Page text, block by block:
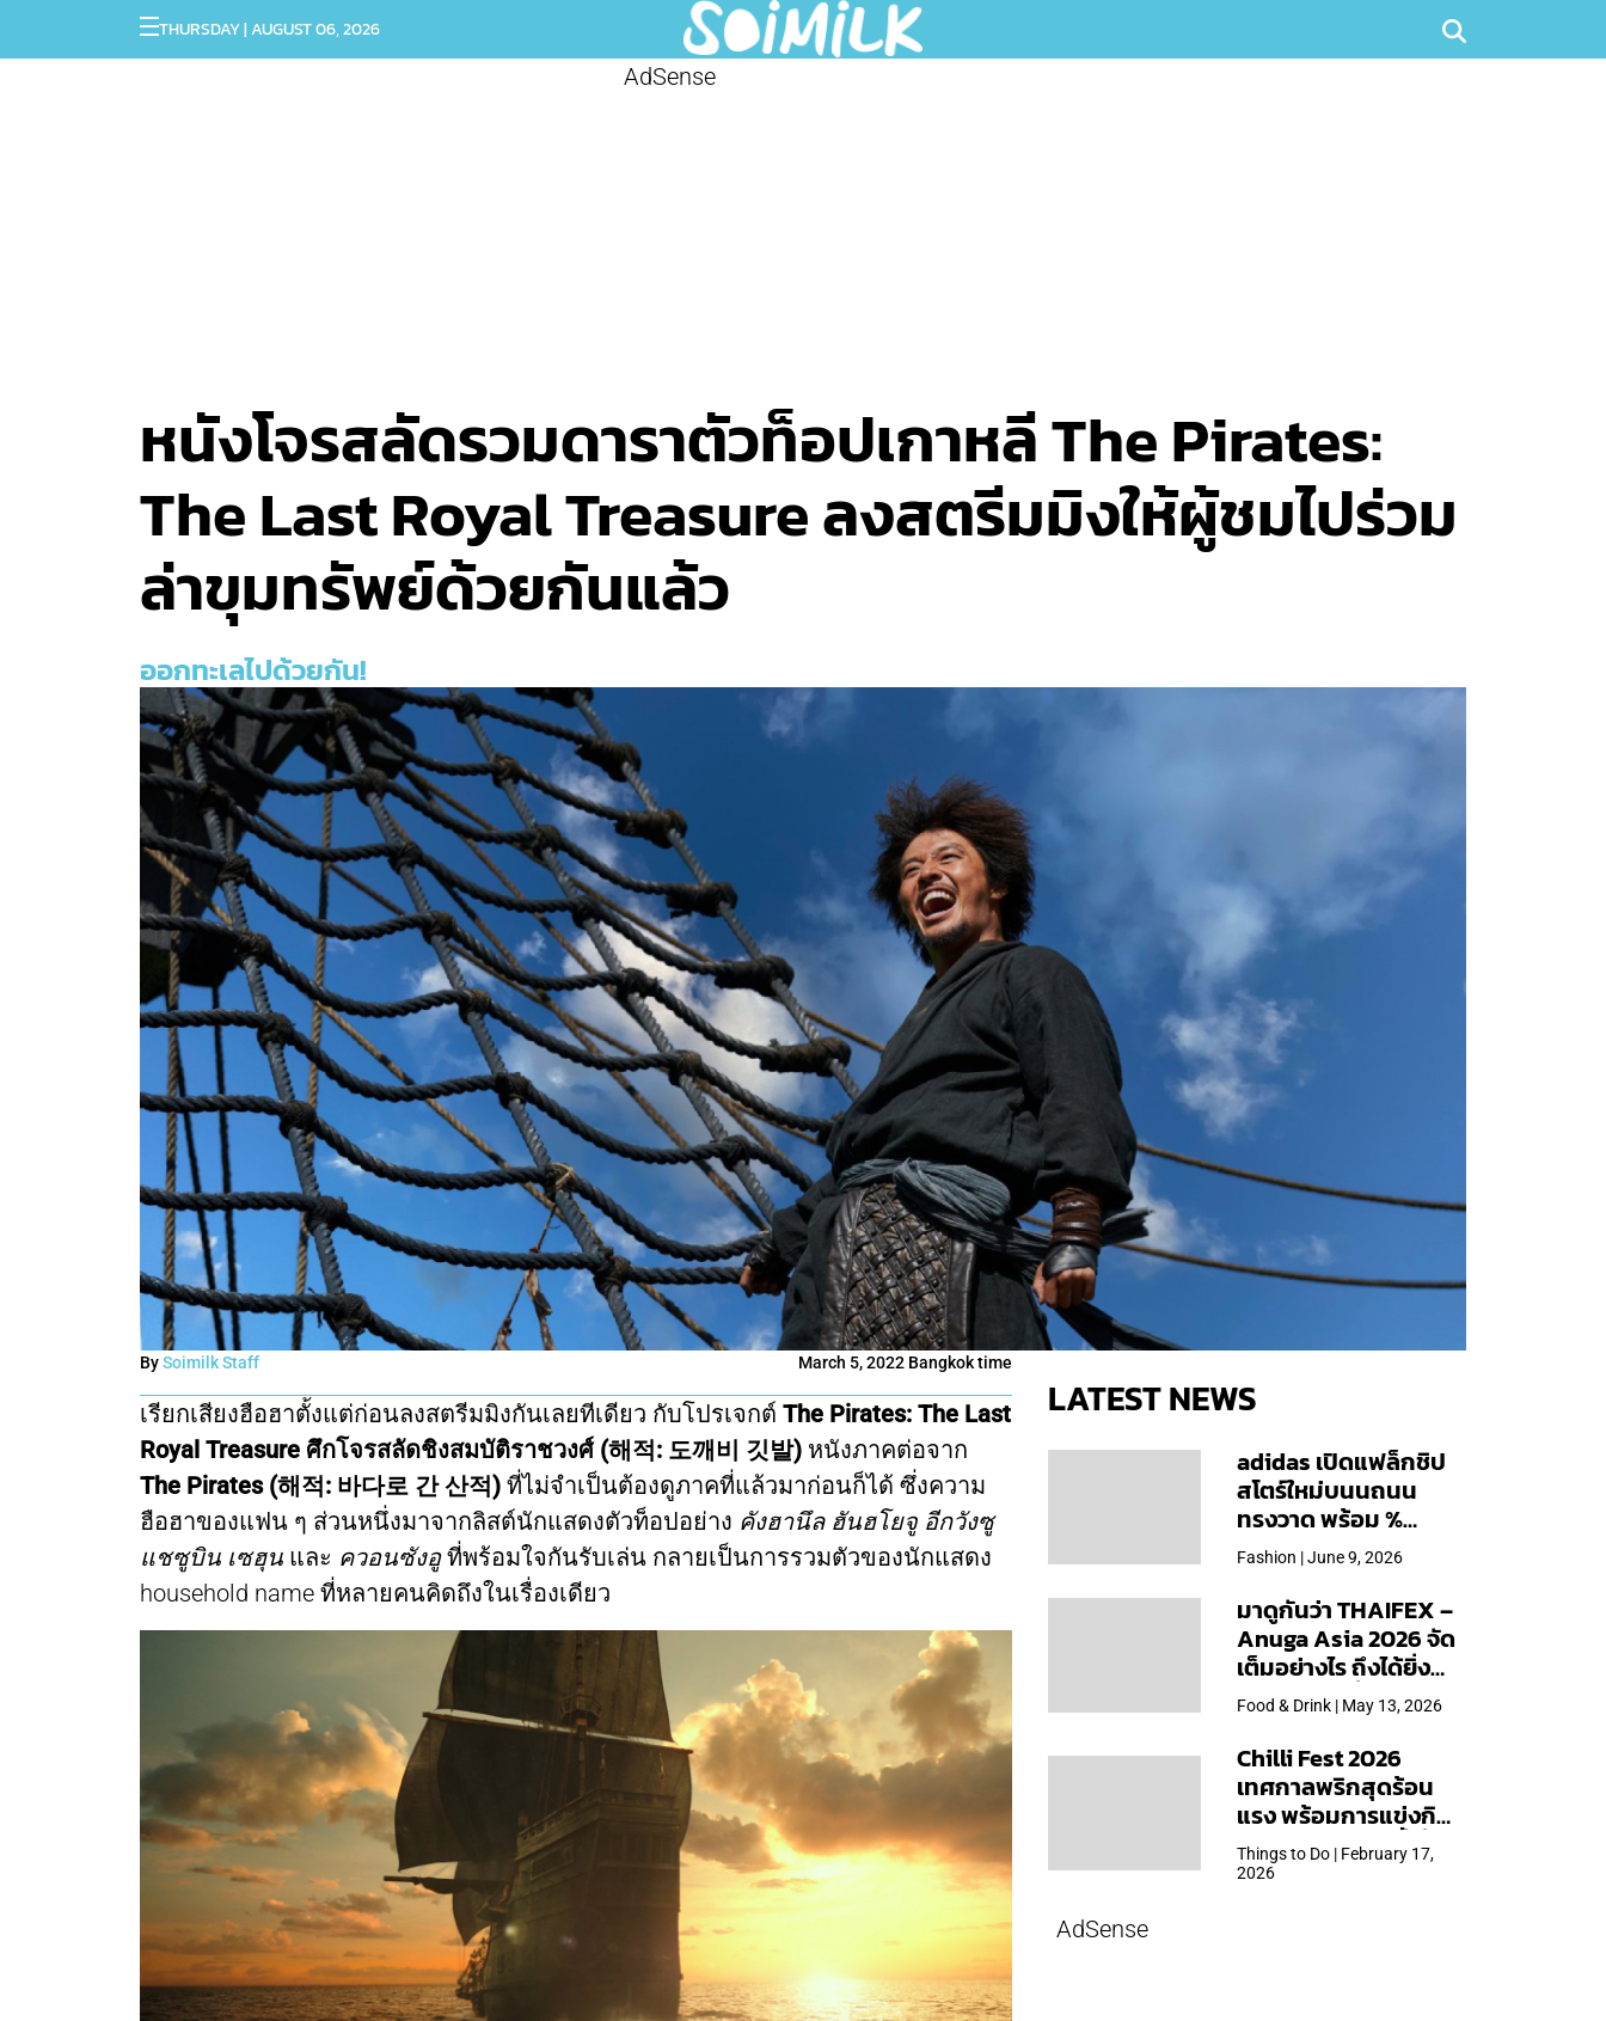
THURSDAY | AUGUST 06, 2026
AdSense
หนังโจรสลัดรวมดาราตัวท็อปเกาหลี The Pirates:
The Last Royal Treasure ลงสตรีมมิงให้ผู้ชมไปร่วม
ล่าขุมทรัพย์ด้วยกันแล้ว
ออกทะเลไปด้วยกัน!
BySoimilk Staff March 5, 2022 Bangkok time
เรียกเสียงฮือฮาตั้งแต่ก่อนลงสตรีมมิงกันเลยทีเดียว กับโปรเจกต์ The Pirates: The Last
Royal Treasure ศึกโจรสลัดชิงสมบัติราชวงศ์ (해적: 도깨비 깃발) หนังภาคต่อจาก
The Pirates (해적: 바다로 간 산적) ที่ไม่จำเป็นต้องดูภาคที่แล้วมาก่อนก็ได้ ซึ่งความ
ฮือฮาของแฟน ๆ ส่วนหนึ่งมาจากลิสต์นักแสดงตัวท็อปอย่าง คังฮานึล ฮันฮโยจู อีกวังซู
แชซูบิน เซฮุน และ ควอนซังอูที่พร้อมใจกันรับเล่น กลายเป็นการรวมตัวของนักแสดง
household name ที่หลายคนคิดถึงในเรื่องเดียว
LATEST NEWS
adidas เปิดแฟล็กชิป
สโตร์ใหม่บนนถนน
ทรงวาด พร้อม %
Arabica และคอลเลก
ชันพิเศษเฉพาะสาขา
Fashion | June 9, 2026
มาดูกันว่า THAIFEX –
Anuga Asia 2026 จัด
เต็มอย่างไร ถึงได้ยิ่ง
ใหญ่สุดเท่าที่เคยจัดมา
Food & Drink | May 13, 2026
Chilli Fest 2026
เทศกาลพริกสุดร้อน
แรง พร้อมการแข่งกิน
พริก จัด 28 มี.ค.นี้ ที่โรง
แรมคิมป์ตัน มาลัยฯ
Things to Do | February 17,
2026
AdSense